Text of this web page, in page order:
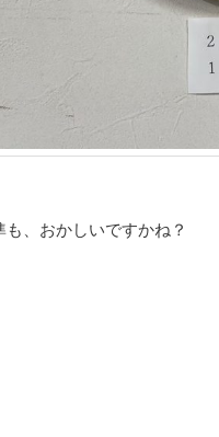
も、おかしいですかね？